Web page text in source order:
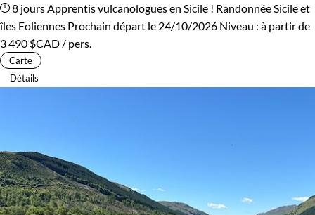
8 jours Apprentis vulcanologues en Sicile ! Randonnée Sicile et
îles Eoliennes Prochain départ le 24/10/2026 Niveau : à partir de
3 490 $CAD / pers.
Carte
Détails